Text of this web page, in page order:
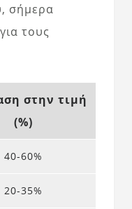
σήμερα
τους
στην τιμή
(%)
40-60%
20-35%